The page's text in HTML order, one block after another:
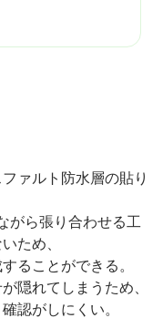
ァルト防水層の貼り
がら張り合わせる工
ため、
ることができる。
隠れてしまうため、
認がしにくい。